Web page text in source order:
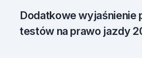
Dodatkowe wyjaśnienie
testów na prawo jazdy